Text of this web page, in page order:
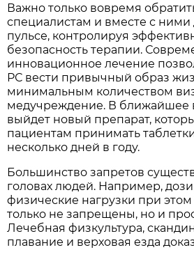
Важно только вовремя
специалистам и вместе с ними
пульсе, контролируя
безопасность терапии.
инновационное лечение
РС вести привычный образ
минимальным количеством
медучреждение. В ближайшее
выйдет новый препарат,
пациентам принимать
несколько дней в году.
Большинство запретов
головах людей. Например,
физические нагрузки при
только не запрещены, но и
Лечебная физкультура,
плавание и верховая езда